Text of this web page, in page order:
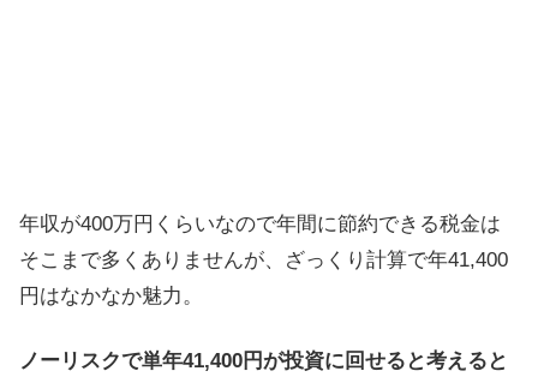
年収が400万円くらいなので年間に節約できる税金は
そこまで多くありませんが、ざっくり計算で年41,400
円はなかなか魅力。
ノーリスクで単年41,400円が投資に回せると考えると